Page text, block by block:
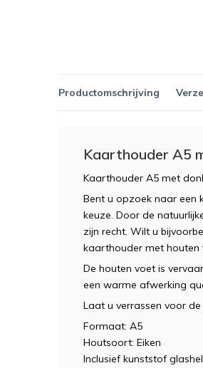
Productomschrijving
Kaarthouder A5
Kaarthouder A5 met
Bent u opzoek naar een
keuze. Door de
zijn recht. Wilt u
kaarthouder met houten
De houten voet is
een warme afwerking
Laat u verrassen voor
Formaat: A5
Houtsoort: Eiken
Inclusief kunststof